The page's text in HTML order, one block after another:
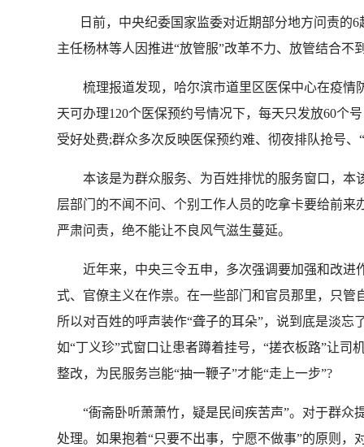
日前，中央纪委国家监委对近期部分地方问责的
主任杨林等人因推进“放管服”改革不力、放管结合
梳理报道发现，哈尔滨市道里区医保中心在疫情
天可办理120个医保预约号情况下，每天只发放60个
受好处费;群众多次反映医保预约难、彻夜排队抢号
本该是为群众服务、为百姓排忧的服务窗口，本该
层部门的不闻不问、个别工作人员的吃拿卡要给前来
严肃问责，绝不能让不良风气滋生蔓延。
近年来，中央三令五申，多次强调要加强和改进
式、官僚主义在作祟。在一些部门和官员那里，只
所以对百姓的呼声装作“聋子的耳朵”，说到底是淡
如“丁义珍”式窗口让患者蹲着挂号，“搓衣板路”让
整改，为民服务岂能“抽一鞭子”才能“走上一步”?
“衙斋卧听萧萧竹，疑是民间疾苦声”。对于群众
处理。如果抱着“只要不出事，宁愿不做事”的原则